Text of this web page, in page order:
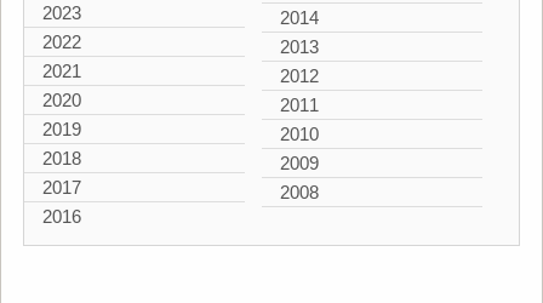
2023
2022
2021
2020
2019
2018
2017
2016
2014
2013
2012
2011
2010
2009
2008